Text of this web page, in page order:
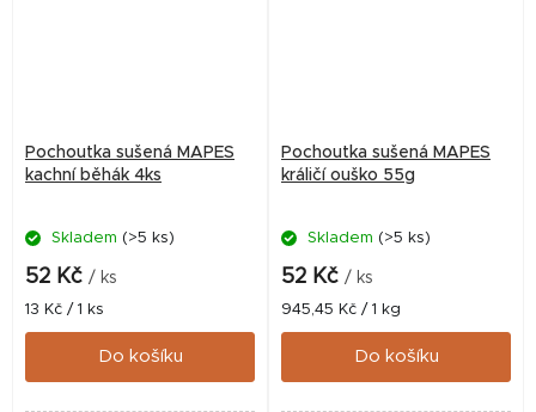
Pochoutka sušená MAPES
kachní běhák 4ks
Skladem (>5 ks)
52 Kč / ks
Měrná
cena:
13 Kč / 1 ks
Do košíku
Pochoutka sušená MAPES
králičí ouško 55g
Skladem (>5 ks)
52 Kč / ks
Měrná
cena:
945,45 Kč / 1 kg
Do košíku